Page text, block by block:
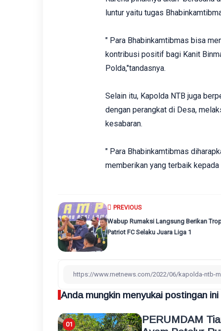
luntur yaitu tugas
" Para Bhabinkamtibmas bisa
kontribusi positif bagi Kanit
Polda,"tandasnya.
Selain itu, Kapolda NTB juga
dengan perangkat di Desa,
kesabaran.
" Para Bhabinkamtibmas
memberikan yang terbaik kepada
PREVIOUS
Wabup Rumaksi Langsung Berikan
Patriot FC Selaku Juara Liga 1
Anda mungkin menyukai postingan ini
PERUMDAM